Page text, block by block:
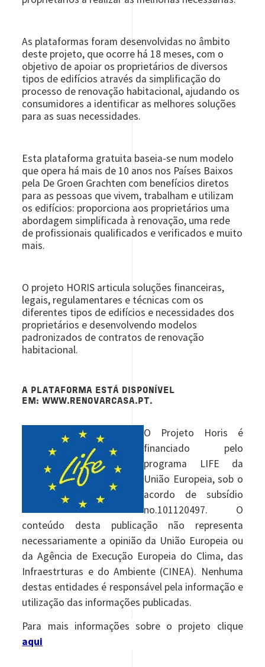
As plataformas foram desenvolvidas no âmbito
deste projeto, que ocorre há 18 meses, com o
objetivo de apoiar os proprietários de diversos
tipos de edifícios através da simplificação do
processo de renovação habitacional, ajudando os
consumidores a identificar as melhores soluções
para as suas necessidades.
Esta plataforma gratuita baseia-se num modelo
que opera há mais de 10 anos nos Países Baixos
pela De Groen Grachten com benefícios diretos
para as pessoas que vivem, trabalham e utilizam
os edifícios: proporciona aos proprietários uma
abordagem simplificada à renovação, uma rede
de profissionais qualificados e verificados e muito
mais.
O projeto HORIS articula soluções financeiras,
legais, regulamentares e técnicas com os
diferentes tipos de edifícios e necessidades dos
proprietários e desenvolvendo modelos
padronizados de contratos de renovação
habitacional.
A PLATAFORMA ESTÁ DISPONÍVEL
EM: WWW.RENOVARCASA.PT.
O Projeto Horis é
financiado pelo
programa LIFE da
União Europeia, sob o
acordo de subsídio
no.101120497. O
conteúdo desta publicação não representa
necessariamente a opinião da União Europeia ou
da Agência de Execução Europeia do Clima, das
Infraestrturas e do Ambiente (CINEA). Nenhuma
destas entidades é responsável pela informação e
utilização das informações publicadas.
Para mais informações sobre o projeto clique
aqui